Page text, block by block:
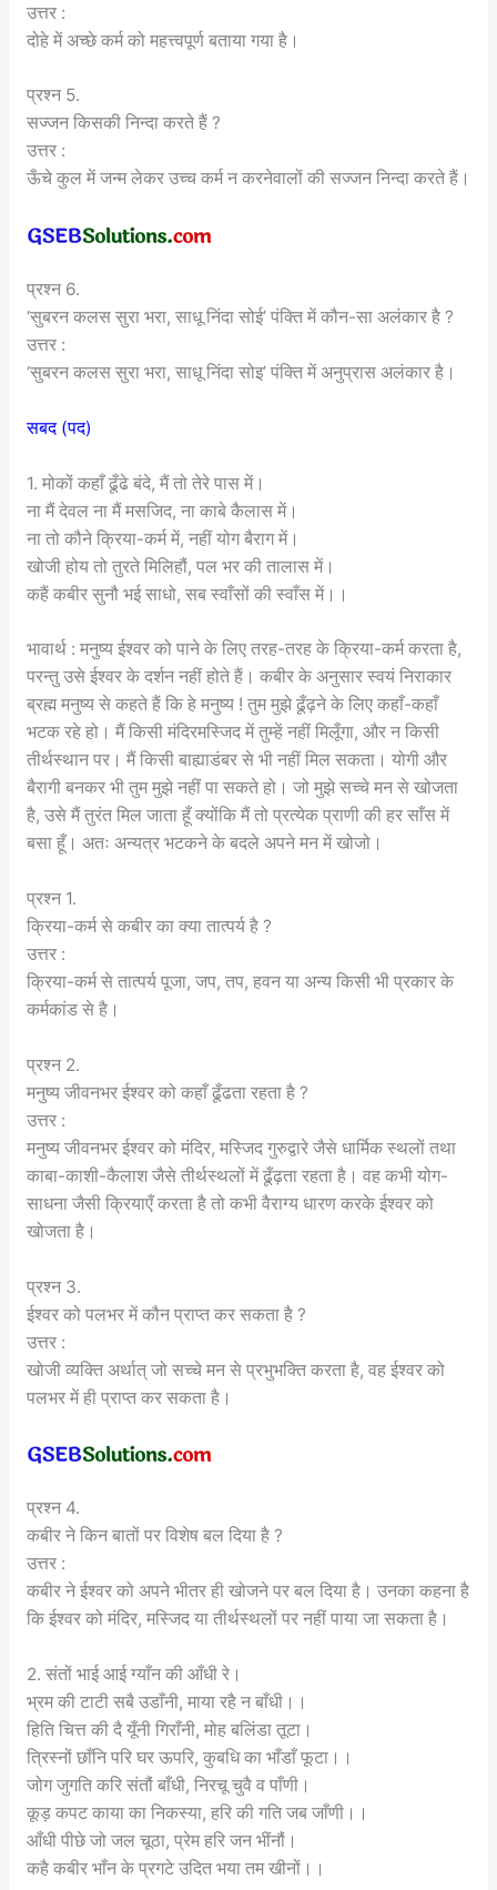
उत्तर :
दोहे में अच्छे कर्म को महत्त्वपूर्ण बताया गया है।
प्रश्न 5.
सज्जन किसकी निन्दा करते हैं ?
उत्तर :
ऊँचे कुल में जन्म लेकर उच्च कर्म न करनेवालों की सज्जन निन्दा करते हैं।
प्रश्न 6.
‘सुबरन कलस सुरा भरा, साधू निंदा सोई’ पंक्ति में कौन-सा अलंकार है ?
उत्तर :
‘सुबरन कलस सुरा भरा, साधू निंदा सोइ’ पंक्ति में अनुप्रास अलंकार है।
सबद (पद)
1. मोकों कहाँ ढूँढे बंदे, मैं तो तेरे पास में।
ना मैं देवल ना मैं मसजिद, ना काबे कैलास में।
ना तो कौने क्रिया-कर्म में, नहीं योग बैराग में।
खोजी होय तो तुरते मिलिहौं, पल भर की तालास में।
कहैं कबीर सुनौ भई साधो, सब स्वाँसों की स्वाँस में।।
भावार्थ : मनुष्य ईश्वर को पाने के लिए तरह-तरह के क्रिया-कर्म करता है,
परन्तु उसे ईश्वर के दर्शन नहीं होते हैं। कबीर के अनुसार स्वयं निराकार
ब्रह्म मनुष्य से कहते हैं कि हे मनुष्य ! तुम मुझे ढूँढ़ने के लिए कहाँ-कहाँ
भटक रहे हो। मैं किसी मंदिरमस्जिद में तुम्हें नहीं मिलूँगा, और न किसी
तीर्थस्थान पर। मैं किसी बाह्याडंबर से भी नहीं मिल सकता। योगी और
बैरागी बनकर भी तुम मुझे नहीं पा सकते हो। जो मुझे सच्चे मन से खोजता
है, उसे मैं तुरंत मिल जाता हूँ क्योंकि मैं तो प्रत्येक प्राणी की हर साँस में
बसा हूँ। अतः अन्यत्र भटकने के बदले अपने मन में खोजो।
प्रश्न 1.
क्रिया-कर्म से कबीर का क्या तात्पर्य है ?
उत्तर :
क्रिया-कर्म से तात्पर्य पूजा, जप, तप, हवन या अन्य किसी भी प्रकार के
कर्मकांड से है।
प्रश्न 2.
मनुष्य जीवनभर ईश्वर को कहाँ ढूँढता रहता है ?
उत्तर :
मनुष्य जीवनभर ईश्वर को मंदिर, मस्जिद गुरुद्वारे जैसे धार्मिक स्थलों तथा
काबा-काशी-कैलाश जैसे तीर्थस्थलों में ढूँढ़ता रहता है। वह कभी योग-
साधना जैसी क्रियाएँ करता है तो कभी वैराग्य धारण करके ईश्वर को
खोजता है।
प्रश्न 3.
ईश्वर को पलभर में कौन प्राप्त कर सकता है ?
उत्तर :
खोजी व्यक्ति अर्थात् जो सच्चे मन से प्रभुभक्ति करता है, वह ईश्वर को
पलभर में ही प्राप्त कर सकता है।
प्रश्न 4.
कबीर ने किन बातों पर विशेष बल दिया है ?
उत्तर :
कबीर ने ईश्वर को अपने भीतर ही खोजने पर बल दिया है। उनका कहना है
कि ईश्वर को मंदिर, मस्जिद या तीर्थस्थलों पर नहीं पाया जा सकता है।
2. संतों भाई आई ग्याँन की आँधी रे।
भ्रम की टाटी सबै उडाँनी, माया रहै न बाँधी।।
हिति चित्त की दै यूँनी गिराँनी, मोह बलिंडा तूटा।
त्रिस्नों छाँनि परि घर ऊपरि, कुबधि का भाँडाँ फूटा।।
जोग जुगति करि संतौं बाँधी, निरचू चुवै व पाँणी।
कूड़ कपट काया का निकस्या, हरि की गति जब जाँणी।।
आँधी पीछे जो जल चूठा, प्रेम हरि जन भींनौं।
कहै कबीर भाँन के प्रगटे उदित भया तम खीनों।।